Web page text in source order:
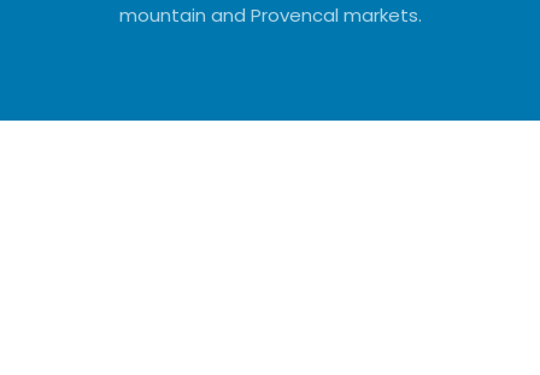
mountain and Provencal markets.